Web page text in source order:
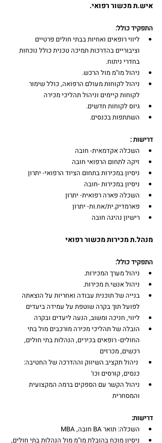
איש.ת מכשור רפואי.
התפקיד כולל:
ליווי רופאים ואחיות בבתי חולים פרטיים
וציבוריים בהדרכות תמיכה טכנית כולל נוכחות
בחדרי ניתוח.
ניהול מו"מ מול הרכש.
ניהול לקוחות מעולם הרפואה, כולל שימור
לקוחות קיימים וניהול תהליכי מכירה
גיוס לקוחות חדשים.
השתתפות בכנסים.
דרישות :
השכלה אקדמאית- חובה
זיקה לתחום הרפואי חובה
ניסיון במכירות בתחום הציוד הרפואי- יתרון
ניסיון במכירות -חובה
השכלה פארה רפואית- יתרון
פארמדיק.ית/אח.ות- יתרון
רישיון נהיגה חובה
מנהל.ת מכירות מכשור רפואי
התפקיד כולל:
ניהול מערך המכירות.
ניהול אנשי.ת מכירות.
בנייה של תוכנית עבודה ואחריות על הוצאתה
לפועל תוך בקרה שוטפת על עמידה ביעדים
ליווי, חניכה ומשוב, הנעה ליעדים ובקרה
הובלה של תהליכי מכירה מורכבים מול בתי
החולים- רופאים בכירים, הנהלות בתי חולים,
רכשים, מכרזים
ניהול תקציב השיווק וההדרכה של החטיבה:
כנסים, קורסים וכו'
ניהול הקשר עם הספקים ברמה המקצועית
והמסחרית
דרישות:
השכלה: תואר BA חובה, MBA
ניסיון מוכח בהובלת מו"מ מול הנהלות בתי חולים,